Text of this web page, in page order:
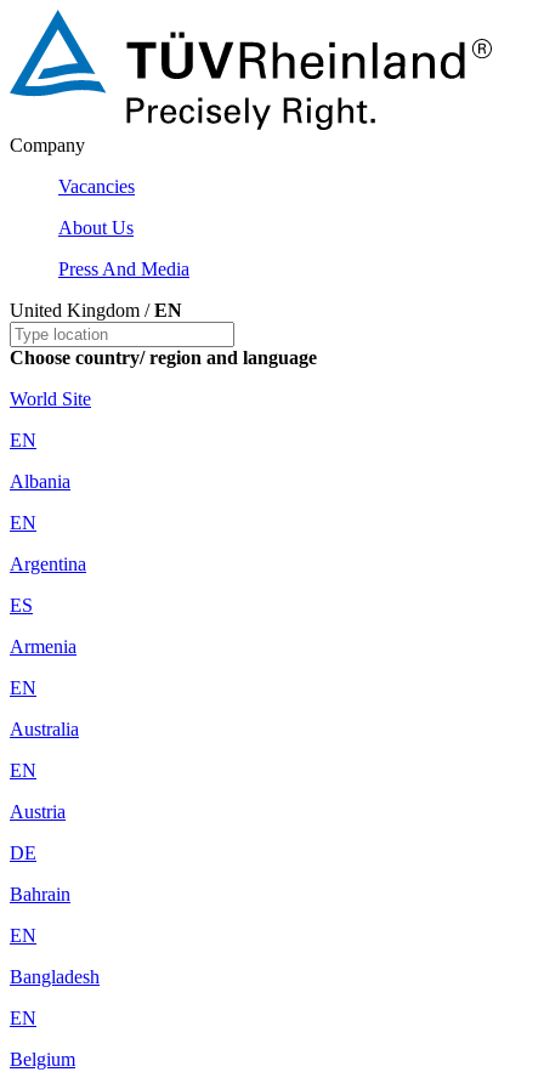
Company
Vacancies
About Us
Press And Media
United Kingdom /EN
Choose country/ region and language
World Site
EN
Albania
EN
Argentina
ES
Armenia
EN
Australia
EN
Austria
DE
Bahrain
EN
Bangladesh
EN
Belgium